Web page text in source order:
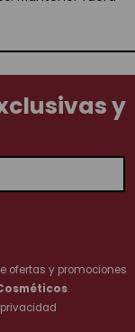
y
ofertas y promociones
.